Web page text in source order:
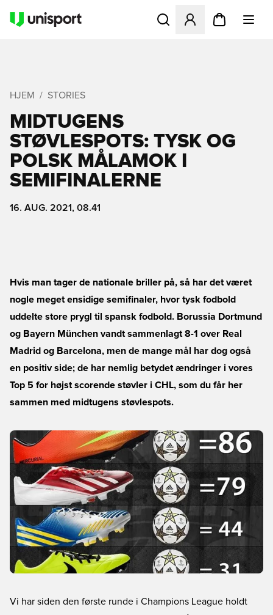
Åbner en Modal til at
HJEM STORIES
MIDTUGENS
STØVLESPOTS: TYSK OG
POLSK MÅLAMOK I
SEMIFINALERNE
16. AUG. 2021, 08.41
Hvis man tager de nationale briller på, så har det været
nogle meget ensidige semifinaler, hvor tysk fodbold
uddelte store prygl til spansk fodbold. Borussia Dortmund
og Bayern München vandt sammenlagt 8-1 over Real
Madrid og Barcelona, men de mange mål har dog også
en positiv side; de har nemlig betydet ændringer i vores
Top 5 for højst scorende støvler i CHL, som du får her
sammen med midtugens støvlespots.
Vi har siden den første runde i Champions League holdt